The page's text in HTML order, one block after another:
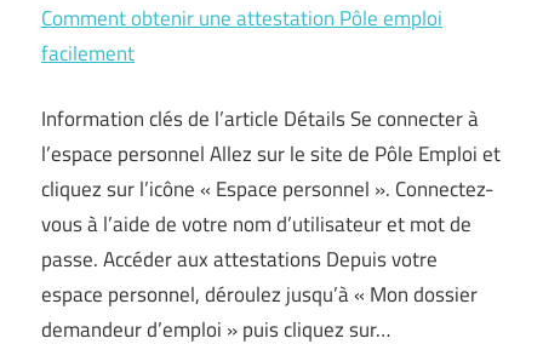
Comment obtenir une attestation Pôle emploi
facilement
Information clés de l’article Détails Se connecter à
l’espace personnel Allez sur le site de Pôle Emploi et
cliquez sur l’icône « Espace personnel ». Connectez-
vous à l’aide de votre nom d’utilisateur et mot de
passe. Accéder aux attestations Depuis votre
espace personnel, déroulez jusqu’à « Mon dossier
demandeur d’emploi » puis cliquez sur…